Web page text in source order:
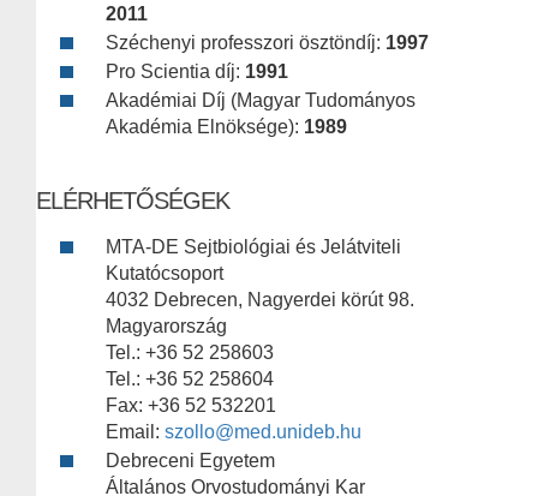
2011
Széchenyi professzori ösztöndíj: 1997
Pro Scientia díj: 1991
Akadémiai Díj (Magyar Tudományos
Akadémia Elnöksége): 1989
ELÉRHETŐSÉGEK
MTA-DE Sejtbiológiai és Jelátviteli
Kutatócsoport
4032 Debrecen, Nagyerdei körút 98.
Magyarország
Tel.: +36 52 258603
Tel.: +36 52 258604
Fax: +36 52 532201
Email: szollo@med.unideb.hu
Debreceni Egyetem
Általános Orvostudományi Kar